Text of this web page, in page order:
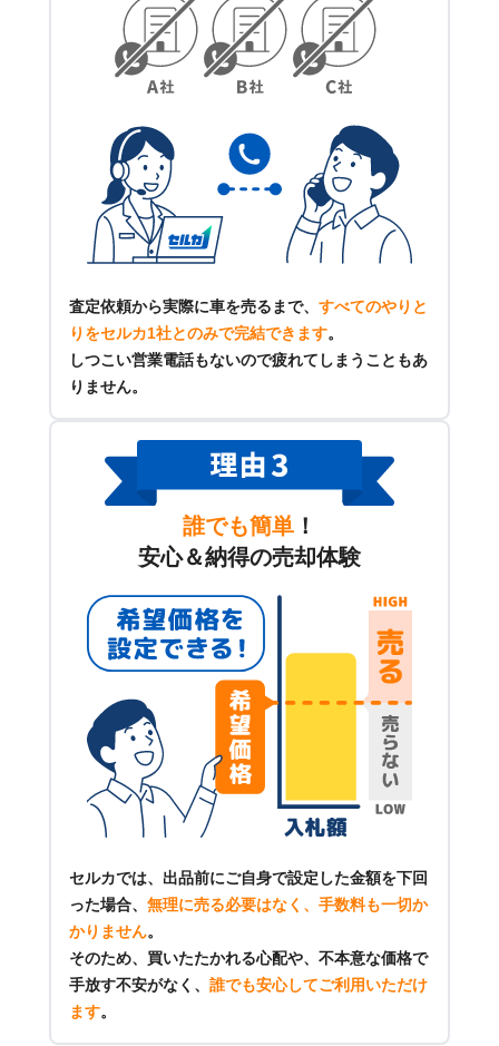
査定依頼から実際に車を売るまで、 すべてのやりと
りをセルカ1社とのみで完結できます。
しつこい営業電話もないので疲れてしまうこともあ
りません。
誰でも簡単 ！
安心＆納得の売却体験
セルカでは、出品前にご自身で設定した金額を下回
った場合、 無理に売る必要はなく、手数料も一切か
かりません。
そのため、買いたたかれる心配や、不本意な価格で
手放す不安がなく、 誰でも安心してご利用いただけ
ます。